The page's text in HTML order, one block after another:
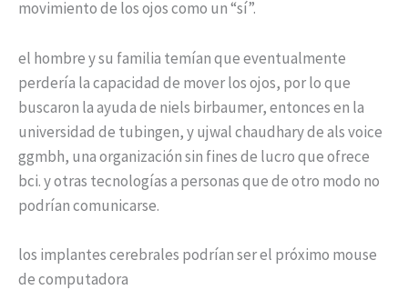
movimiento de los ojos como un “sí”.
el hombre y su familia temían que eventualmente
perdería la capacidad de mover los ojos, por lo que
buscaron la ayuda de niels birbaumer, entonces en la
universidad de tubingen, y ujwal chaudhary de als voice
ggmbh, una organización sin fines de lucro que ofrece
bci. y otras tecnologías a personas que de otro modo no
podrían comunicarse.
los implantes cerebrales podrían ser el próximo mouse
de computadora